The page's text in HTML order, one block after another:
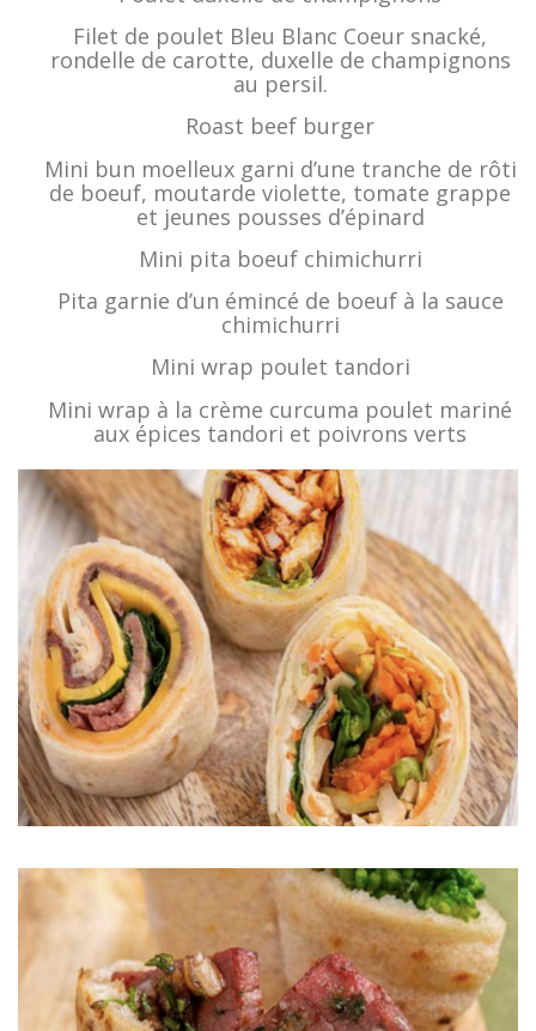
Filet de poulet Bleu Blanc Coeur snacké,
rondelle de carotte, duxelle de champignons
au persil.
Roast beef burger
Mini bun moelleux garni d’une tranche de rôti
de boeuf, moutarde violette, tomate grappe
et jeunes pousses d’épinard
Mini pita boeuf chimichurri
Pita garnie d’un émincé de boeuf à la sauce
chimichurri
Mini wrap poulet tandori
Mini wrap à la crème curcuma poulet mariné
aux épices tandori et poivrons verts